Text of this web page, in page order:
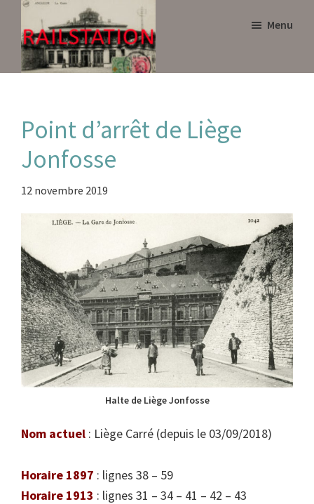
main
content
primary
sidebar
Menu
Point d’arrêt de Liège
Jonfosse
12 novembre 2019
Halte de Liège Jonfosse
Nom actuel : Liège Carré (depuis le 03/09/2018)
Horaire 1897 : lignes 38 – 59
Horaire 1913 : lignes 31 – 34 – 41 – 42 – 43